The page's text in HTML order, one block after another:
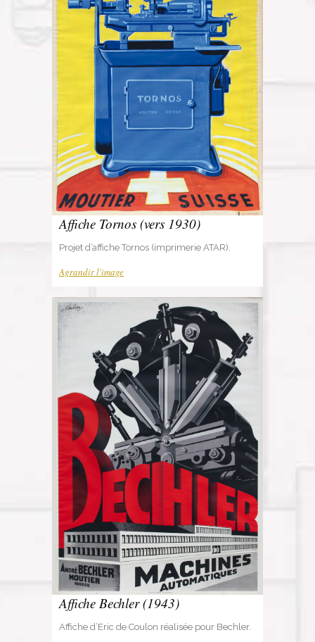
Affiche Tornos (vers 1930)
Projet d’affiche Tornos (imprimerie ATAR).
Agrandir l'image
Affiche Bechler (1943)
Affiche d’Eric de Coulon réalisée pour Bechler.